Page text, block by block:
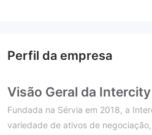
Perfil da empresa
Visão Geral da
Fundada na Sérvia em 2018, a
variedade de ativos de